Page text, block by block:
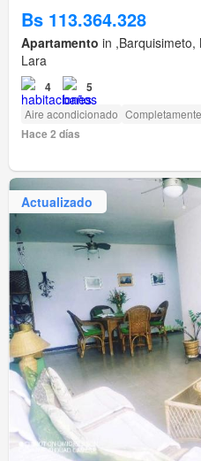
Bs 113.364.328
Apartamento in ,Barquisimeto,
Lara
4 5
Aire acondicionado
Hace 2 días
Actualizado